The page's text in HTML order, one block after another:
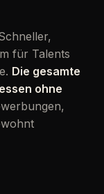
für Talents
Die gesamte
ohne